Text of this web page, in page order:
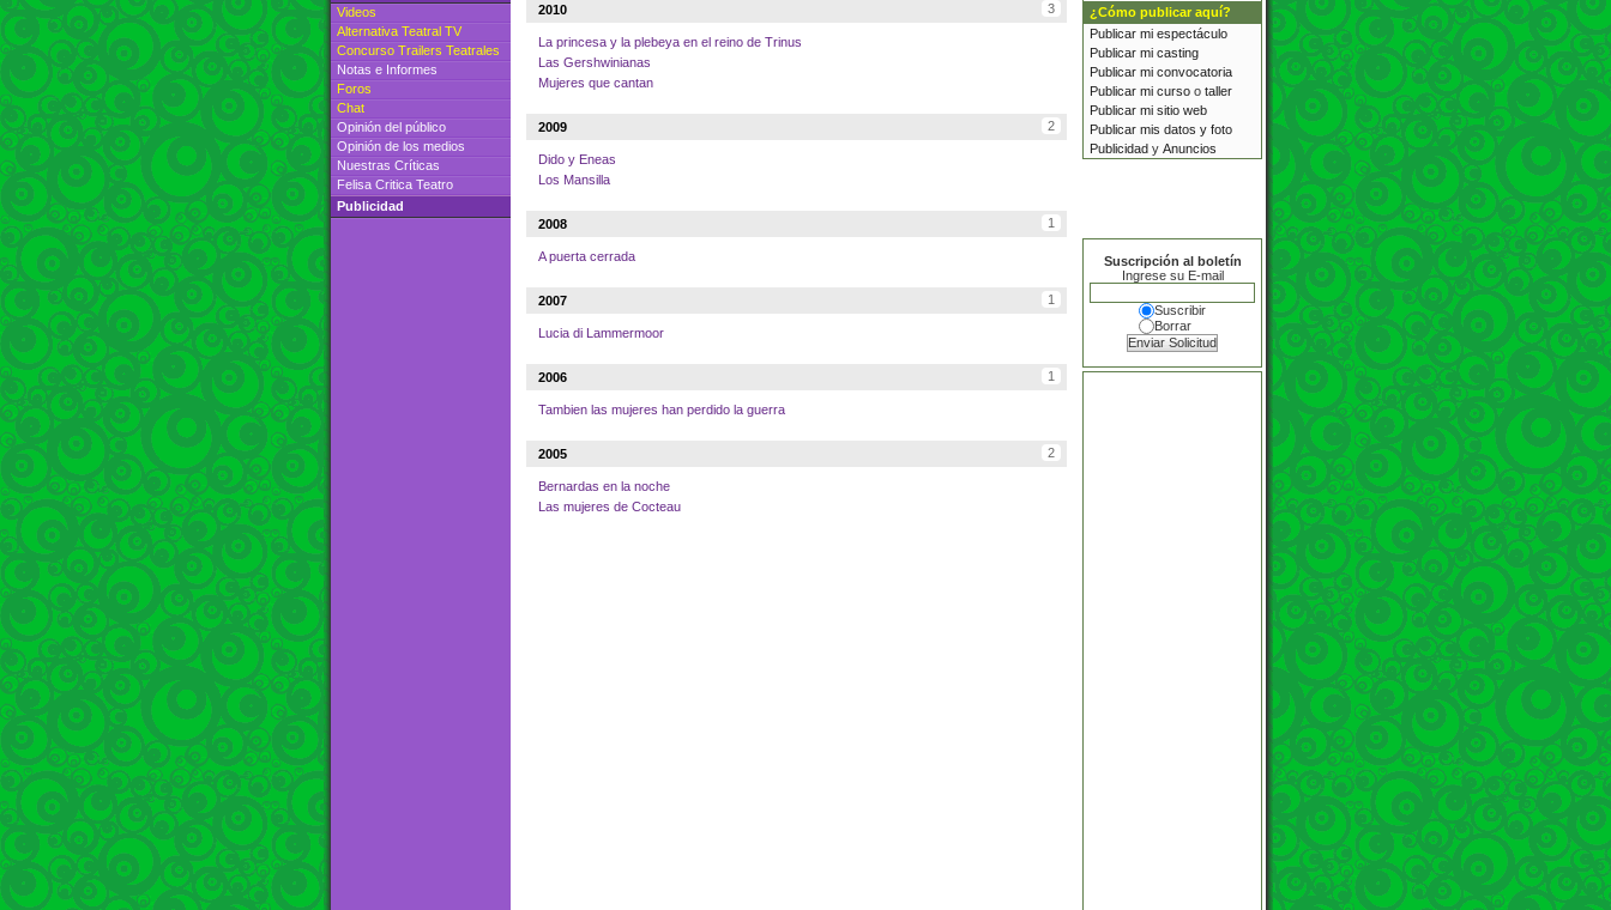
Videos
Alternativa Teatral TV
Concurso Trailers Teatrales
Notas e Informes
Foros
Chat
Opinión del público
Opinión de los medios
Nuestras Críticas
Felisa Critica Teatro
Publicidad
2010 3
La princesa y la plebeya en el reino de Trinus
Las Gershwinianas
Mujeres que cantan
2009 2
Dido y Eneas
Los Mansilla
2008 1
A puerta cerrada
2007 1
Lucia di Lammermoor
2006 1
Tambien las mujeres han perdido la guerra
2005 2
Bernardas en la noche
Las mujeres de Cocteau
¿Cómo publicar aquí?
Publicar mi espectáculo
Publicar mi casting
Publicar mi convocatoria
Publicar mi curso o taller
Publicar mi sitio web
Publicar mis datos y foto
Publicidad y Anuncios
Suscripción al boletín
Ingrese su E-mail
Suscribir
Borrar